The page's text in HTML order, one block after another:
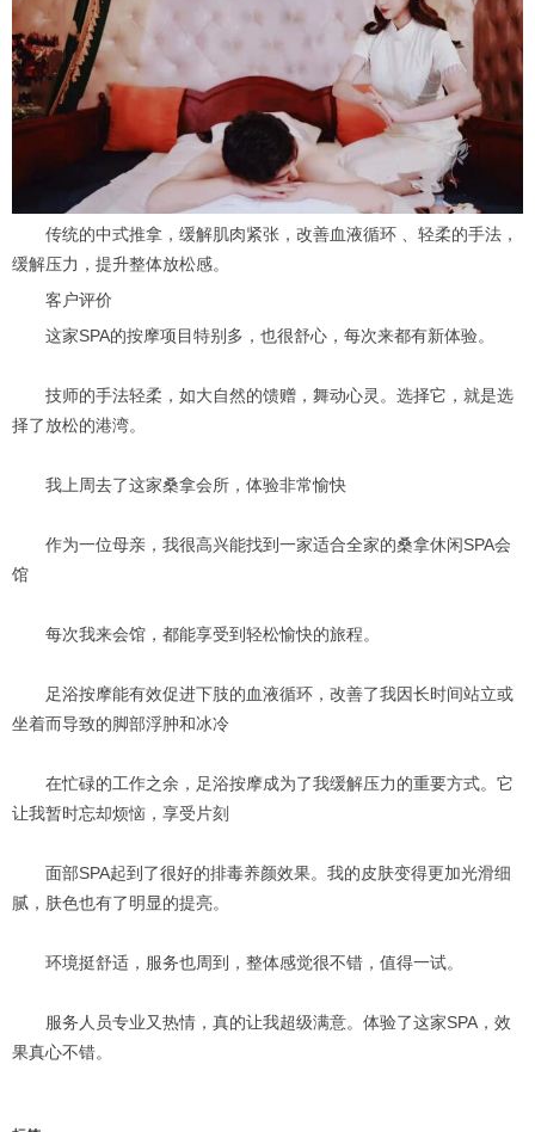
传统的中式推拿，缓解肌肉紧张，改善血液循环 、轻柔的手法，
缓解压力，提升整体放松感。
客户评价
这家SPA的按摩项目特别多，也很舒心，每次来都有新体验。
技师的手法轻柔，如大自然的馈赠，舞动心灵。选择它，就是选
择了放松的港湾。
我上周去了这家桑拿会所，体验非常愉快
作为一位母亲，我很高兴能找到一家适合全家的桑拿休闲SPA会
馆
每次我来会馆，都能享受到轻松愉快的旅程。
足浴按摩能有效促进下肢的血液循环，改善了我因长时间站立或
坐着而导致的脚部浮肿和冰冷
在忙碌的工作之余，足浴按摩成为了我缓解压力的重要方式。它
让我暂时忘却烦恼，享受片刻
面部SPA起到了很好的排毒养颜效果。我的皮肤变得更加光滑细
腻，肤色也有了明显的提亮。
环境挺舒适，服务也周到，整体感觉很不错，值得一试。
服务人员专业又热情，真的让我超级满意。体验了这家SPA，效
果真心不错。